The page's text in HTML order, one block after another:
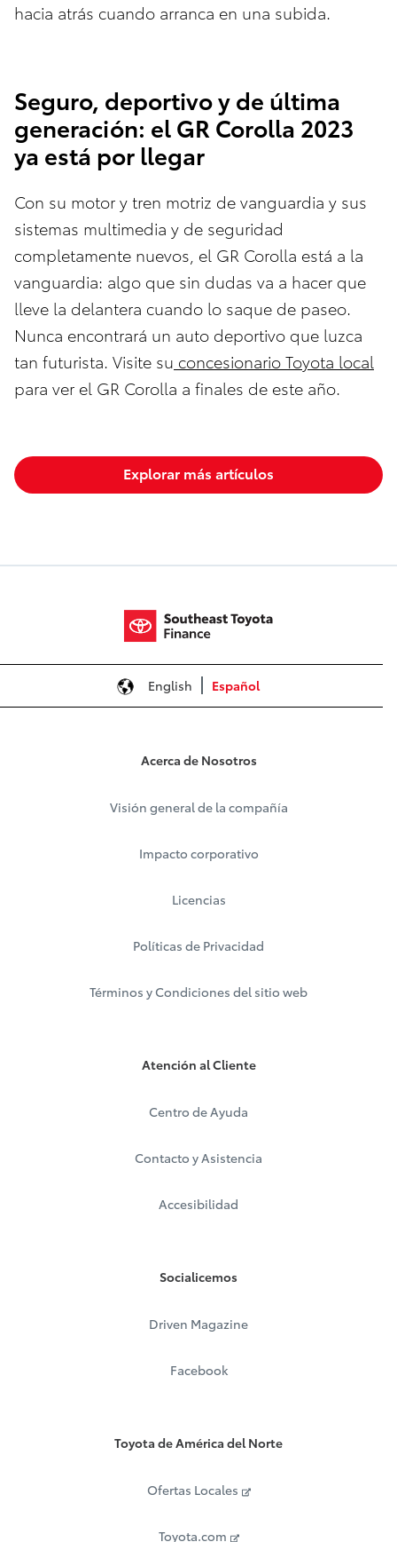
hacia atrás cuando arranca en una subida.
Seguro, deportivo y de última
generación: el GR Corolla 2023
ya está por llegar
Con su motor y tren motriz de vanguardia y sus
sistemas multimedia y de seguridad
completamente nuevos, el GR Corolla está a la
vanguardia: algo que sin dudas va a hacer que
lleve la delantera cuando lo saque de paseo.
Nunca encontrará un auto deportivo que luzca
tan futurista. Visite su concesionario Toyota local
para ver el GR Corolla a finales de este año.
Explorar más artículos
English Español
Acerca de Nosotros
Visión general de la compañía
Impacto corporativo
Licencias
Políticas de Privacidad
Términos y Condiciones del sitio web
Atención al Cliente
Centro de Ayuda
Contacto y Asistencia
Accesibilidad
Socialicemos
Driven Magazine
Facebook
Toyota de América del Norte
Ofertas Locales
Toyota.com